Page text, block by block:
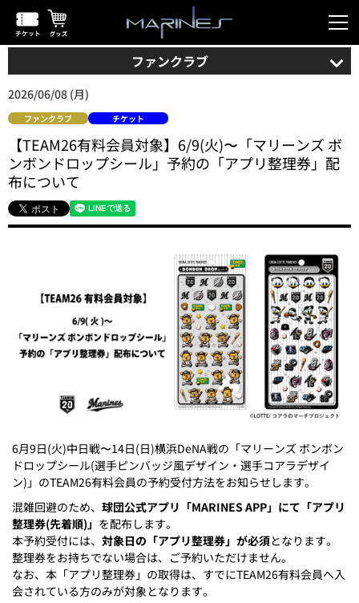
ファンクラブ
2026/06/08 (月)
ファンクラブ チケット
【TEAM26有料会員対象】6/9(火)〜「マリーンズ ボ
ンボンドロップシール」予約の「アプリ整理券」配
布について
6月9日(火)中日戦〜14日(日)横浜DeNA戦の「マリーンズ ボンボン
ドロップシール(選手ピンバッジ風デザイン・選手コアラデザイ
ン)」のTEAM26有料会員の予約受付方法をお知らせします。
混雑回避のため、 球団公式アプリ「MARINES APP」にて「アプリ
整理券(先着順)」 を配布します。
本予約受付には、 対象日の「アプリ整理券」が必須となります。
整理券をお持ちでない場合は、ご予約いただけません。
なお、本「アプリ整理券」の取得は、すでにTEAM26有料会員へ入
会されている方のみが対象となります。